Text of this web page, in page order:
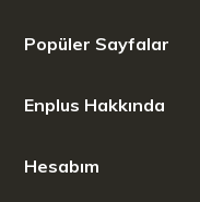
Popüler Sayfalar
Enplus Hakkında
Hesabım